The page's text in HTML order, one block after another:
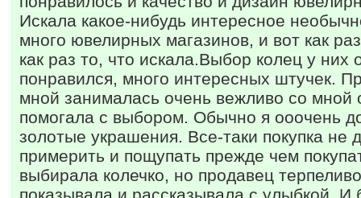
Искала какое-нибудь интересное
много ювелирных магазинов, и вот как
как раз то, что искала.Выбор колец у них
понравился, много интересных штучек.
мной занималась очень вежливо со мной
помогала с выбором. Обычно я ооочень
золотые украшения. Все-таки покупка не
примерить и пощупать прежде чем
выбирала колечко, но продавец